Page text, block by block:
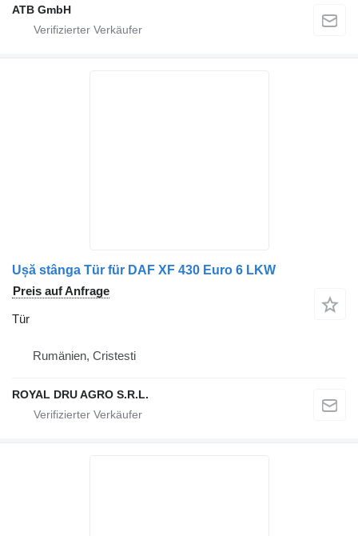
ATB GmbH
Ușă stânga Tür für DAF XF 430 Euro 6 LKW
Preis auf Anfrage
Tür
Rumänien, Cristesti
ROYAL DRU AGRO S.R.L.